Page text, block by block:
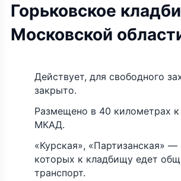
Горьковское
Московской
Действует, для свободного
закрыто.
Размещено в 40 километрах к
МКАД.
«Курская», «Партизанская» —
которых к кладбищу едет
транспорт.